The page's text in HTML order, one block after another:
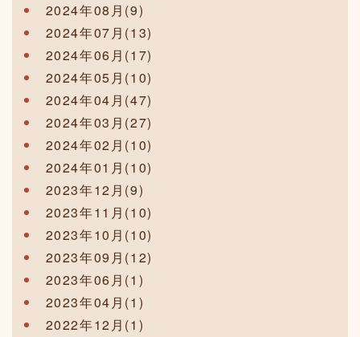
2024年08月(9)
2024年07月(13)
2024年06月(17)
2024年05月(10)
2024年04月(47)
2024年03月(27)
2024年02月(10)
2024年01月(10)
2023年12月(9)
2023年11月(10)
2023年10月(10)
2023年09月(12)
2023年06月(1)
2023年04月(1)
2022年12月(1)